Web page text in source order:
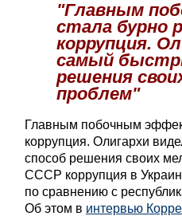
"Главным
стала бурно
коррупция.
самый
решения
проблем"
Главным побочным
коррупция. Олигархи
способ решения своих
СССР коррупция в
по сравнению с
Об этом в интервью